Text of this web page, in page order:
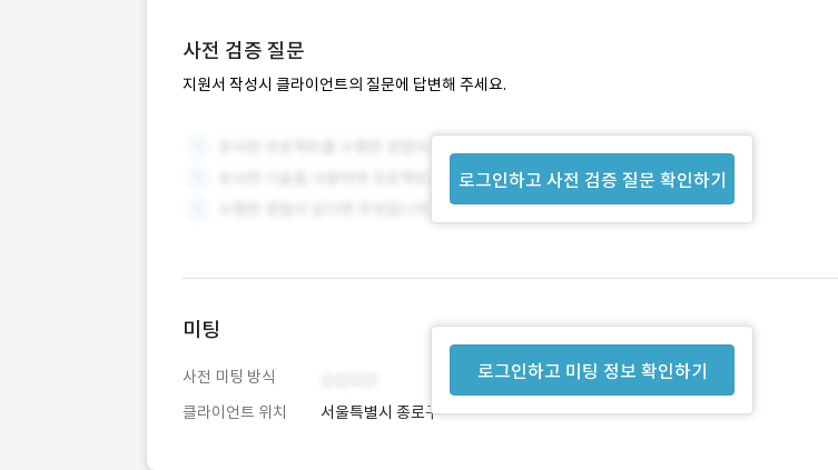
사전 검증 질문
지원서 작성시 클라이언트의 질문에 답변해 주세요.
로그인하고 사전 검증 질문 확인하기
로그인하고 미팅 정보 확인하기
미팅
사전 미팅 방식
클라이언트 위치
서울특별시 종로구